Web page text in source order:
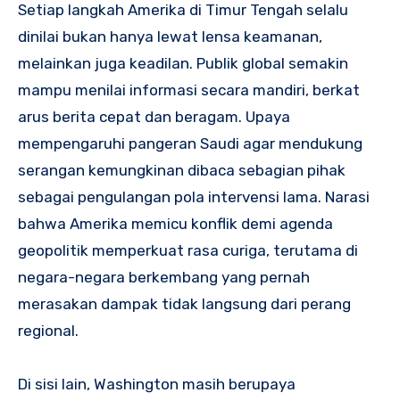
Setiap langkah Amerika di Timur Tengah selalu
dinilai bukan hanya lewat lensa keamanan,
melainkan juga keadilan. Publik global semakin
mampu menilai informasi secara mandiri, berkat
arus berita cepat dan beragam. Upaya
mempengaruhi pangeran Saudi agar mendukung
serangan kemungkinan dibaca sebagian pihak
sebagai pengulangan pola intervensi lama. Narasi
bahwa Amerika memicu konflik demi agenda
geopolitik memperkuat rasa curiga, terutama di
negara-negara berkembang yang pernah
merasakan dampak tidak langsung dari perang
regional.
Di sisi lain, Washington masih berupaya